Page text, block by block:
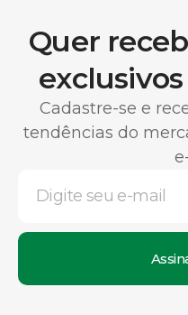
Quer
Cadastre-se e
tendências do